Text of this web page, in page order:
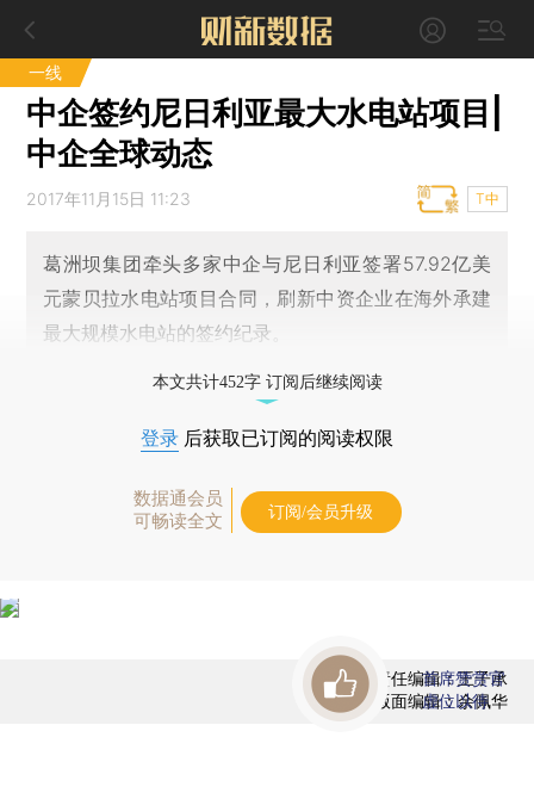
一线
中企签约尼日利亚最大水电站项目|
中企全球动态
2017年11月15日 11:23 T中
葛洲坝集团牵头多家中企与尼日利亚签署57.92亿美
元蒙贝拉水电站项目合同，刷新中资企业在海外承建
最大规模水电站的签约纪录。
本文共计452字 订阅后继续阅读
登录 后获取已订阅的阅读权限
数据通会员
可畅读全文
订阅/会员升级
责任编辑：王子承
版面编辑：余佩华
首席赞赏官
虚位以待